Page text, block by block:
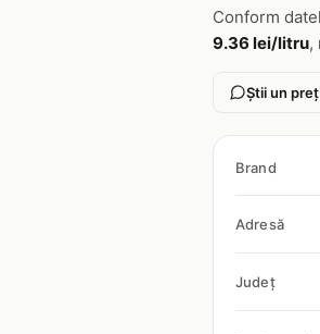
Conform
9.36 lei/litru,
Știi un
Brand
Adresă
Județ